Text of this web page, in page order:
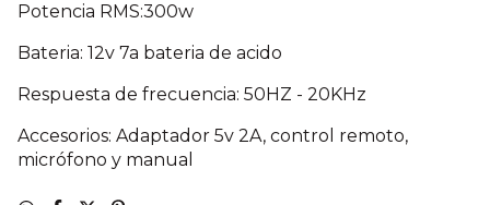
Potencia RMS:300w
Bateria: 12v 7a bateria de acido
Respuesta de frecuencia: 50HZ - 20KHz
Accesorios: Adaptador 5v 2A, control remoto,
micrófono y manual